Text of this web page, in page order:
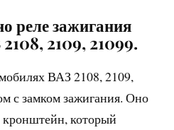
реле зажигания
2109, 21099.
ВАЗ 2108, 2109,
с замком зажигания. Оно
кронштейн, который